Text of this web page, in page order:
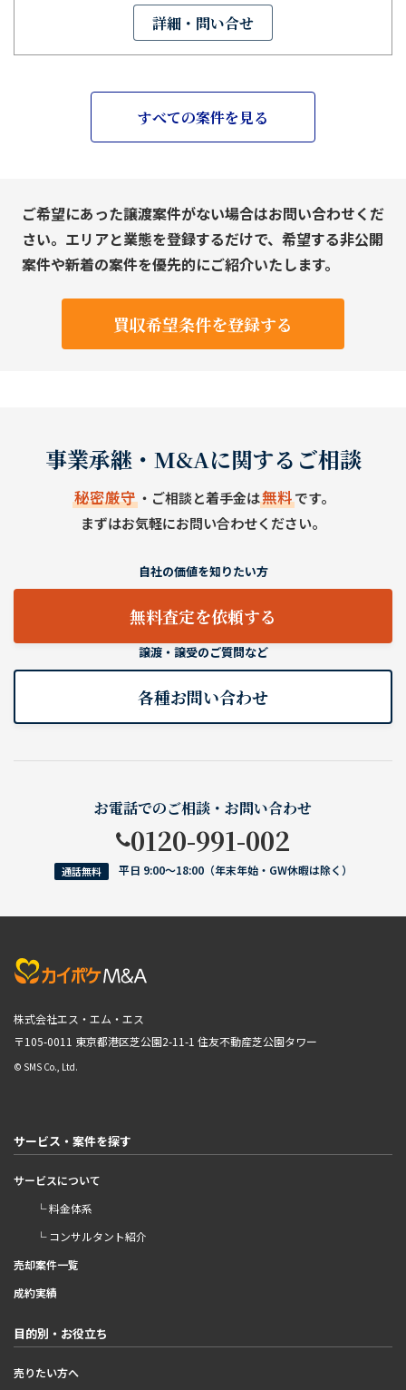
詳細・問い合せ
すべての案件を見る
ご希望にあった譲渡案件がない場合はお問い合わせくだ
さい。エリアと業態を登録するだけで、希望する非公開
案件や新着の案件を優先的にご紹介いたします。
買収希望条件を登録する
事業承継・M&Aに関するご相談
秘密厳守・ご相談と着手金は無料です。
まずはお気軽にお問い合わせください。
自社の価値を知りたい方
無料査定を依頼する
譲渡・譲受のご質問など
各種お問い合わせ
お電話でのご相談・お問い合わせ
0120-991-002
通話無料 平日 9:00〜18:00（年末年始・GW休暇は除く）
株式会社エス・エム・エス
〒105-0011 東京都港区芝公園2-11-1 住友不動産芝公園タワー
© SMS Co., Ltd.
サービス・案件を探す
サービスについて
└ 料金体系
└ コンサルタント紹介
売却案件一覧
成約実績
目的別・お役立ち
売りたい方へ